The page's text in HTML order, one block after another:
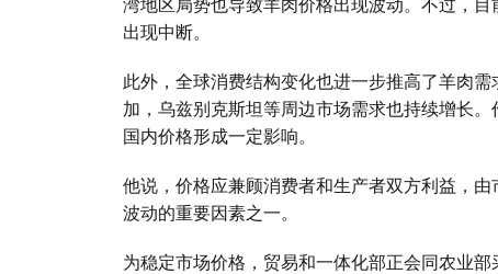
出现中断。
此外，全球消费结构变化也进一步推高了羊肉
加，乌兹别克斯坦等周边市场需求也持续增长
国内价格形成一定影响。
他说，价格应兼顾消费者和生产者双方利益，
波动的重要因素之一。
为稳定市场价格，贸易和一体化部正会同农业